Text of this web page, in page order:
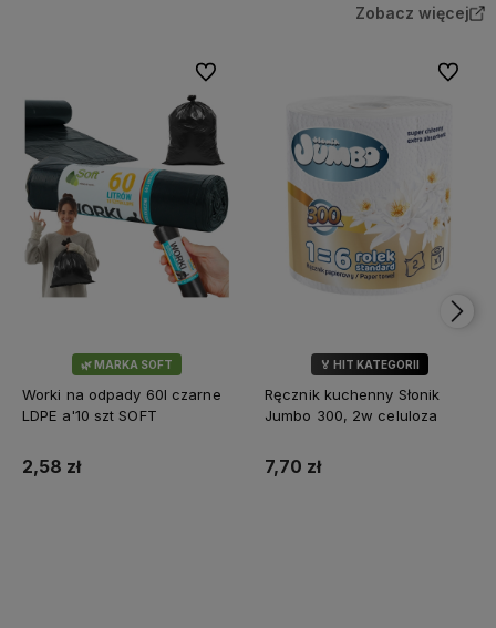
Zobacz więcej
🌿 MARKA SOFT
Worki na odpady 60l czarne
LDPE a'10 szt SOFT
2,58 zł
Do ulubionych
🏅 HIT KATEGORII
💎 WYBÓR KLIENTÓW
Ręcznik kuchenny Słonik
Jumbo 300, 2w celuloza
7,70 zł
Do